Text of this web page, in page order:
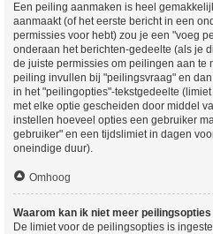
Een peiling aanmaken is heel
aanmaakt (of het eerste bericht in een
permissies voor hebt) zou je een "voeg
onderaan het berichten-gedeelte (als je
de juiste permissies om peilingen aan te
peiling invullen bij "peilingsvraag" en
in het "peilingopties"-tekstgedeelte
met elke optie gescheiden door middel
instellen hoeveel opties een gebruiker
gebruiker" en een tijdslimiet in dagen
oneindige duur).
Omhoog
Waarom kan ik niet meer
De limiet voor de peilingsopties is